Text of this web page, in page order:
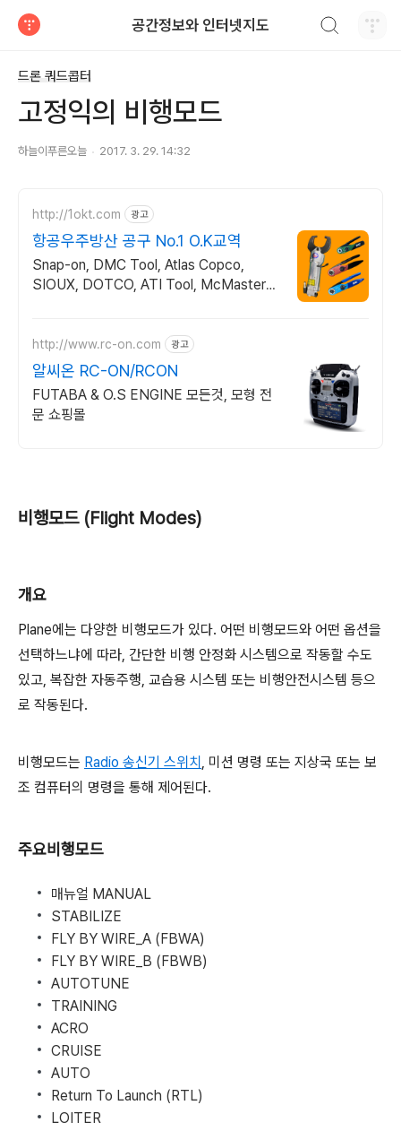
공간정보와 인터넷지도
드론 쿼드콥터
고정익의 비행모드
하늘이푸른오늘 2017. 3. 29. 14:32
http://1okt.com 광고
항공우주방산 공구 No.1 O.K교역
Snap-on, DMC Tool, Atlas Copco,
SIOUX, DOTCO, ATI Tool, McMaster-
http://www.rc-on.com 광고
알씨온 RC-ON/RCON
FUTABA & O.S ENGINE 모든것, 모형 전
문 쇼핑몰
비행모드 (Flight Modes)
개요
Plane에는 다양한 비행모드가 있다. 어떤 비행모드와 어떤 옵션을
선택하느냐에 따라, 간단한 비행 안정화 시스템으로 작동할 수도
있고, 복잡한 자동주행, 교습용 시스템 또는 비행안전시스템 등으
로 작동된다.
비행모드는 Radio 송신기 스위치, 미션 명령 또는 지상국 또는 보
조 컴퓨터의 명령을 통해 제어된다.
주요비행모드
매뉴얼 MANUAL
STABILIZE
FLY BY WIRE_A (FBWA)
FLY BY WIRE_B (FBWB)
AUTOTUNE
TRAINING
ACRO
CRUISE
AUTO
Return To Launch (RTL)
LOITER